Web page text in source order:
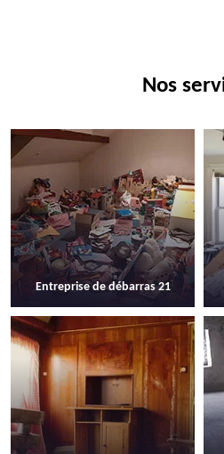
Nos
Entreprise de débarras 21